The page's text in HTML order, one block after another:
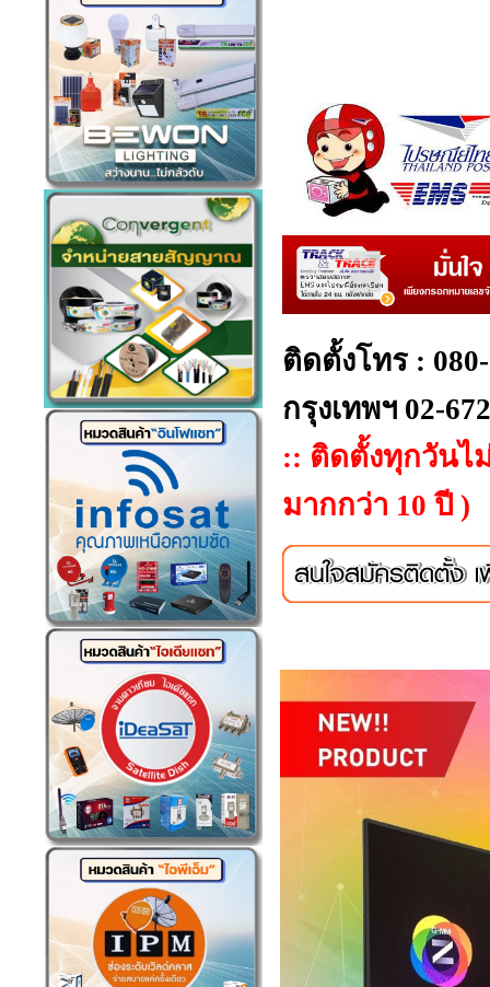
ติดตั้งโทร : 080-
กรุงเทพฯ 02-
:: ติดตั้งทุกวัน
มากกว่า 10 ปี )